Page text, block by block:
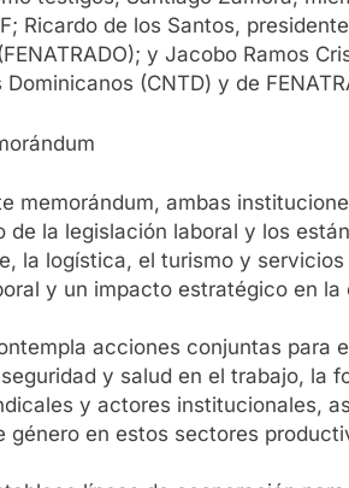
Ricardo de los Santos,
y Jacobo Ramos
(CNTD) y de
memorándum, ambas
de la legislación laboral y los
la logística, el turismo y
y un impacto estratégico en la
acciones conjuntas para
y salud en el trabajo, la
y actores institucionales,
género en estos sectores